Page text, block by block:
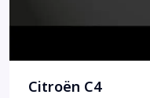
Citroën C4